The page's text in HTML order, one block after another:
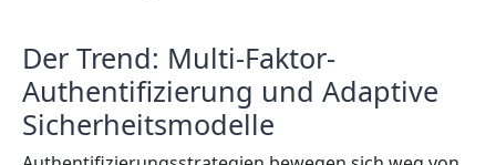
Der Trend: Multi-Faktor-
Authentifizierung und Adaptive
Sicherheitsmodelle